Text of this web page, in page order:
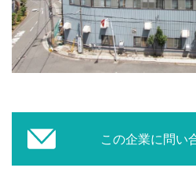
この企業に問い